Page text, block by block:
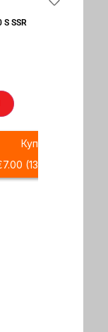
S SSR
Купи с
(13 x 13.69 BGN)